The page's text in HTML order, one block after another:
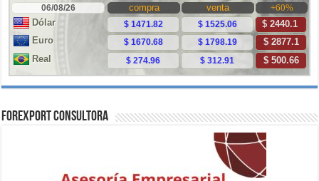
ForExport Consultora